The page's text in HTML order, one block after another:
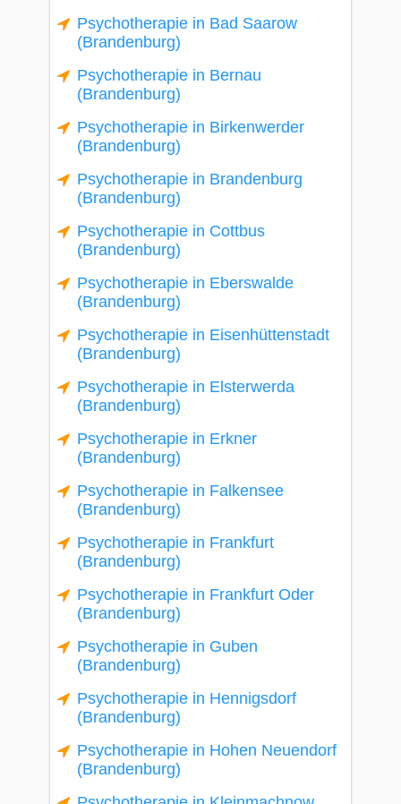
Psychotherapie in Bad Saarow
(Brandenburg)
Psychotherapie in Bernau
(Brandenburg)
Psychotherapie in Birkenwerder
(Brandenburg)
Psychotherapie in Brandenburg
(Brandenburg)
Psychotherapie in Cottbus
(Brandenburg)
Psychotherapie in Eberswalde
(Brandenburg)
Psychotherapie in Eisenhüttenstadt
(Brandenburg)
Psychotherapie in Elsterwerda
(Brandenburg)
Psychotherapie in Erkner
(Brandenburg)
Psychotherapie in Falkensee
(Brandenburg)
Psychotherapie in Frankfurt
(Brandenburg)
Psychotherapie in Frankfurt Oder
(Brandenburg)
Psychotherapie in Guben
(Brandenburg)
Psychotherapie in Hennigsdorf
(Brandenburg)
Psychotherapie in Hohen Neuendorf
(Brandenburg)